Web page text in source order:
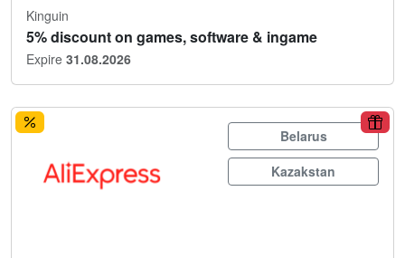
Kinguin
5% discount on games, software & ingame
Expire 31.08.2026
Belarus
Kazakstan